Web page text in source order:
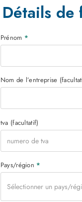
Détails de
Prénom *
Nom de l’entreprise
tva (facultatif)
Pays/région *
Sélectionner un pays/